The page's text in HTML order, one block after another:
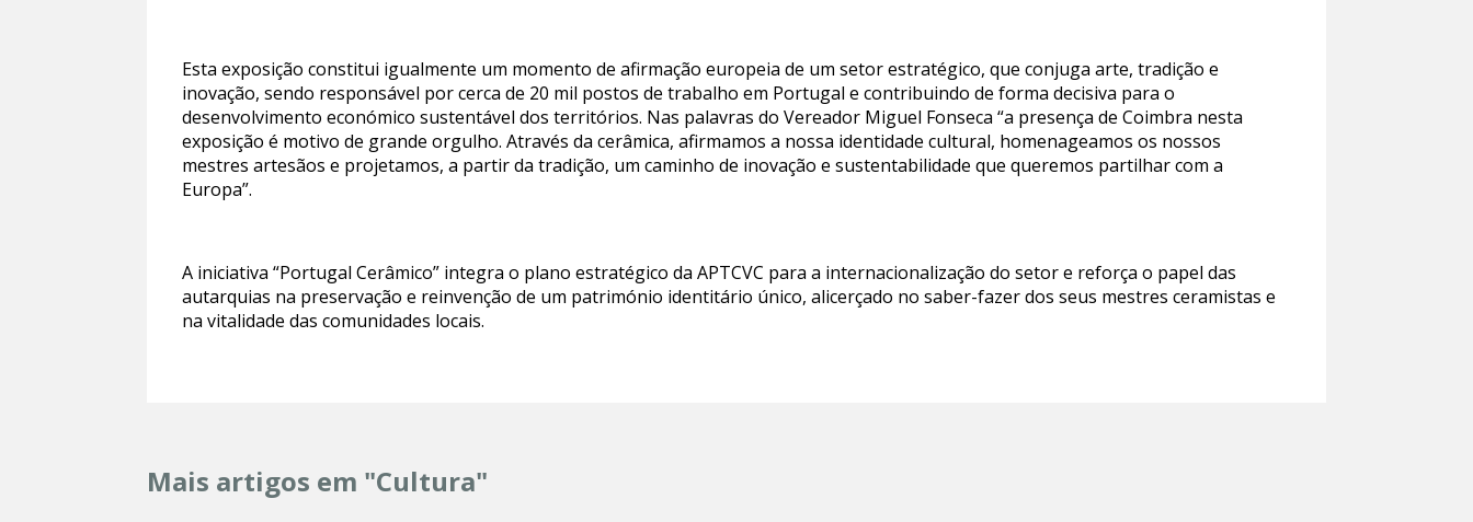
Esta exposição constitui igualmente um momento de afirmação europeia de um setor estratégico, que conjuga arte, tradição e
inovação, sendo responsável por cerca de 20 mil postos de trabalho em Portugal e contribuindo de forma decisiva para o
desenvolvimento económico sustentável dos territórios. Nas palavras do Vereador Miguel Fonseca “a presença de Coimbra nesta
exposição é motivo de grande orgulho. Através da cerâmica, afirmamos a nossa identidade cultural, homenageamos os nossos
mestres artesãos e projetamos, a partir da tradição, um caminho de inovação e sustentabilidade que queremos partilhar com a
Europa”.
A iniciativa “Portugal Cerâmico” integra o plano estratégico da APTCVC para a internacionalização do setor e reforça o papel das
autarquias na preservação e reinvenção de um património identitário único, alicerçado no saber-fazer dos seus mestres ceramistas e
na vitalidade das comunidades locais.
Mais artigos em "Cultura"